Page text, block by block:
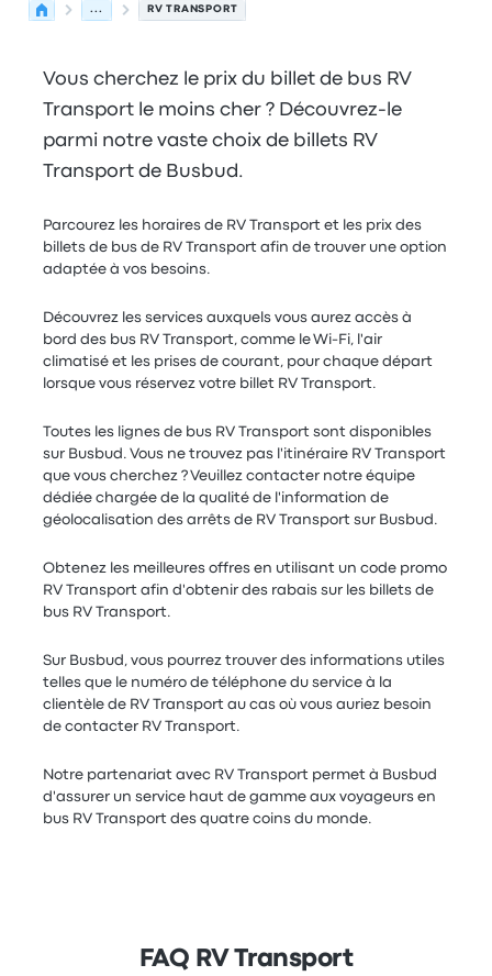
... RV TRANSPORT
Vous cherchez le prix du billet de bus RV
Transport le moins cher ? Découvrez-le
parmi notre vaste choix de billets RV
Transport de Busbud.
Parcourez les horaires de RV Transport et les prix des
billets de bus de RV Transport afin de trouver une option
adaptée à vos besoins.
Découvrez les services auxquels vous aurez accès à
bord des bus RV Transport, comme le Wi-Fi, l'air
climatisé et les prises de courant, pour chaque départ
lorsque vous réservez votre billet RV Transport.
Toutes les lignes de bus RV Transport sont disponibles
sur Busbud. Vous ne trouvez pas l'itinéraire RV Transport
que vous cherchez ? Veuillez contacter notre équipe
dédiée chargée de la qualité de l'information de
géolocalisation des arrêts de RV Transport sur Busbud.
Obtenez les meilleures offres en utilisant un code promo
RV Transport afin d'obtenir des rabais sur les billets de
bus RV Transport.
Sur Busbud, vous pourrez trouver des informations utiles
telles que le numéro de téléphone du service à la
clientèle de RV Transport au cas où vous auriez besoin
de contacter RV Transport.
Notre partenariat avec RV Transport permet à Busbud
d'assurer un service haut de gamme aux voyageurs en
bus RV Transport des quatre coins du monde.
FAQ RV Transport